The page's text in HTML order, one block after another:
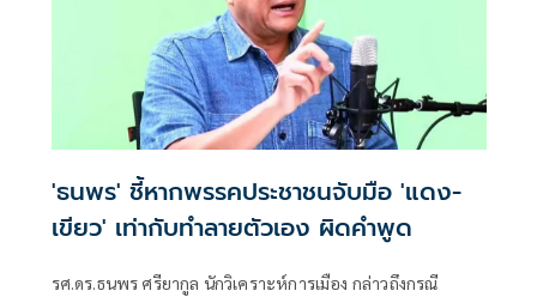
'ธนพร' ชี้หากพรรคประชาชนจับมือ 'แดง-
เขียว' เท่ากับทำลายตัวเอง ผิดคำพูด
รศ.ดร.ธนพร ศรียากูล นักวิเคราะห์การเมือง กล่าวถึงกรณี